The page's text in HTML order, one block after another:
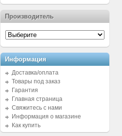
Производитель
Информация
Доставка/оплата
Товары под заказ
Гарантия
Главная страница
Свяжитесь с нами
Информация о магазине
Как купить